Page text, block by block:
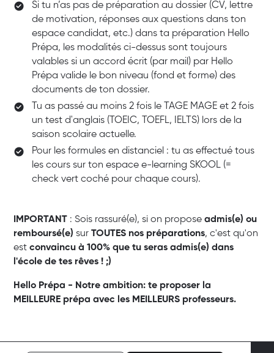
Si tu n’as pas de préparation au dossier (CV, lettre
de motivation, réponses aux questions dans ton
espace candidat, etc.) dans ta préparation Hello
Prépa, les modalités ci-dessus sont toujours
valables si un accord écrit (par mail) par Hello
Prépa valide le bon niveau (fond et forme) des
documents de ton dossier.
Tu as passé au moins 2 fois le TAGE MAGE et 2 fois
un test d'anglais (TOEIC, TOEFL, IELTS) lors de la
saison scolaire actuelle.
Pour les formules en distanciel : tu as effectué tous
les cours sur ton espace e-learning SKOOL (=
check vert coché pour chaque cours).
IMPORTANT : Sois rassuré(e), si on proposeadmis(e) ou
remboursé(e) surTOUTES nos préparations, c'est qu'on
estconvaincu à 100% que tu seras admis(e) dans
l'école de tes rêves ! ;)
Hello Prépa - Notre ambition: te proposer la
MEILLEURE prépa avec les MEILLEURS professeurs.